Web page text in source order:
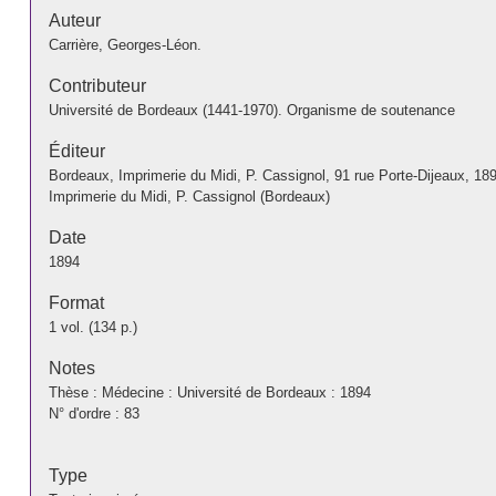
Auteur
Carrière, Georges-Léon.
Contributeur
Université de Bordeaux (1441-1970). Organisme de soutenance
Éditeur
Bordeaux, Imprimerie du Midi, P. Cassignol, 91 rue Porte-Dijeaux,
Imprimerie du Midi, P. Cassignol (Bordeaux)
Date
1894
Format
1 vol. (134 p.)
Notes
Thèse : Médecine : Université de Bordeaux : 1894
N° d'ordre : 83
Type